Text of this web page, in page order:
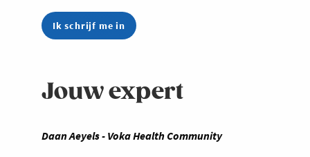
Ik schrijf me in
Jouw expert
Daan Aeyels - Voka Health Community